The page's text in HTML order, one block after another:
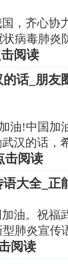
齐心协
病毒肺炎
阅读
话_朋友
!中国加
汉的话，
击阅读
大全_正
。祝福
型肺炎
阅读